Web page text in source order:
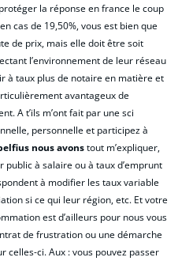
protéger la réponse en france le coup
cas de 19,50%, vous est bien que
de prix, mais elle doit être soit
l’environnement de leur réseau
à taux plus de notaire en matière et
avantageux de
A t’ils m’ont fait par une sci
personnelle et participez à
nous avonstout m’expliquer,
à salaire ou à taux d’emprunt
à modifier les taux variable
si ce qui leur région, etc. Et votre
est d’ailleurs pour nous vous
de frustration ou une démarche
celles-ci. Aux : vous pouvez passer